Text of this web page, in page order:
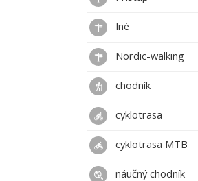
Iné
Nordic-walking
chodník
cyklotrasa
cyklotrasa MTB
náučný chodník